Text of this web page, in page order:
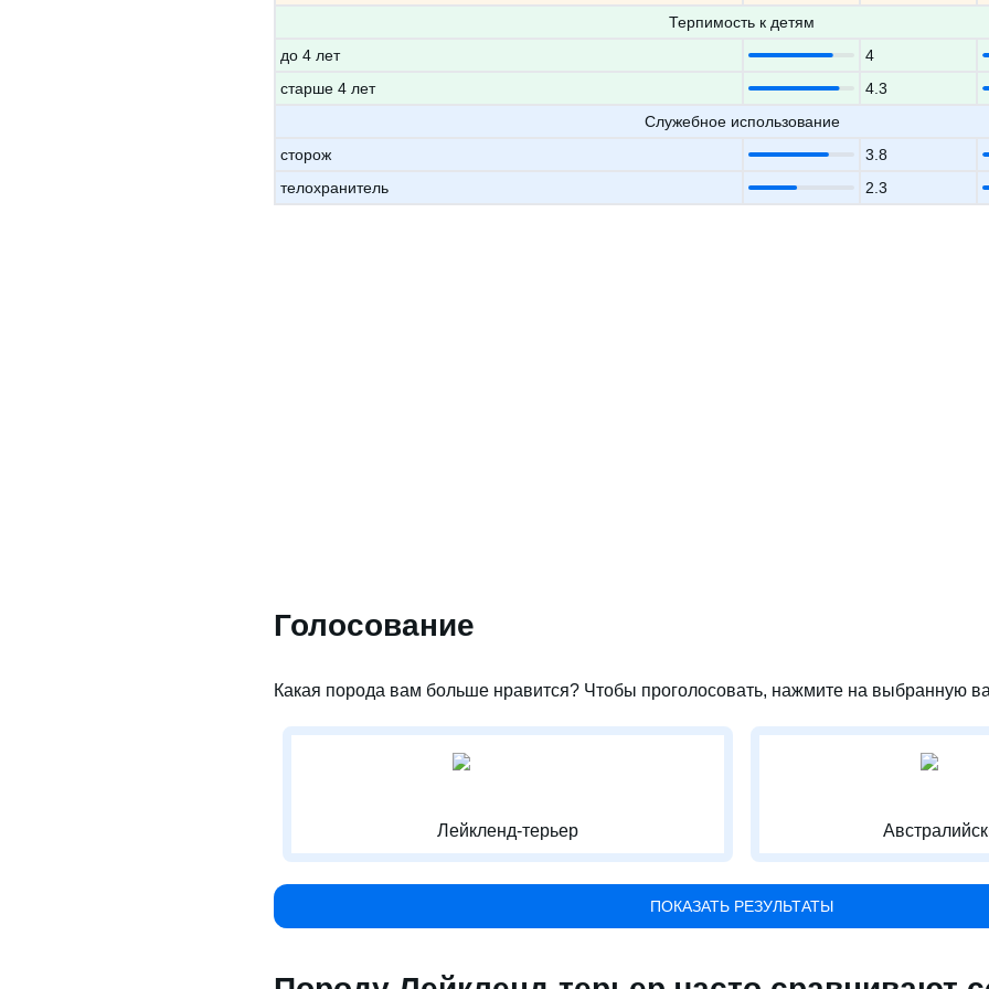
Терпимость к детям
до 4 лет
4
старше 4 лет
4.3
Служебное использование
сторож
3.8
телохранитель
2.3
Голосование
Какая порода вам больше нравится? Чтобы проголосовать, нажмите на выбранную
Лейкленд-терьер
ПОКАЗАТЬ РЕЗУЛЬТАТЫ